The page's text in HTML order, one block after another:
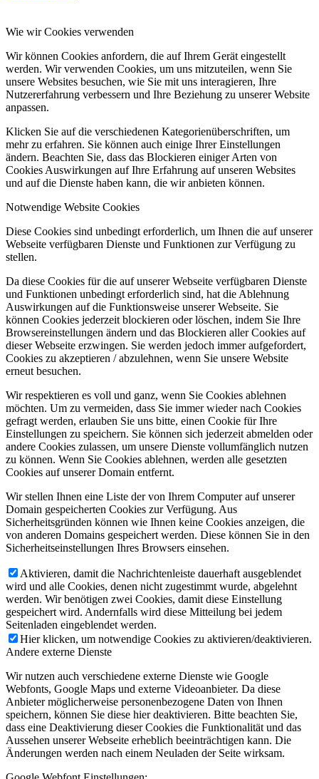
Wie wir Cookies verwenden
Wir können Cookies anfordern, die auf Ihrem Gerät eingestellt
werden. Wir verwenden Cookies, um uns mitzuteilen, wenn Sie
unsere Websites besuchen, wie Sie mit uns interagieren, Ihre
Nutzererfahrung verbessern und Ihre Beziehung zu unserer Website
anpassen.
Klicken Sie auf die verschiedenen Kategorienüberschriften, um
mehr zu erfahren. Sie können auch einige Ihrer Einstellungen
ändern. Beachten Sie, dass das Blockieren einiger Arten von
Cookies Auswirkungen auf Ihre Erfahrung auf unseren Websites
und auf die Dienste haben kann, die wir anbieten können.
Notwendige Website Cookies
Diese Cookies sind unbedingt erforderlich, um Ihnen die auf unserer
Webseite verfügbaren Dienste und Funktionen zur Verfügung zu
stellen.
Da diese Cookies für die auf unserer Webseite verfügbaren Dienste
und Funktionen unbedingt erforderlich sind, hat die Ablehnung
Auswirkungen auf die Funktionsweise unserer Webseite. Sie
können Cookies jederzeit blockieren oder löschen, indem Sie Ihre
Browsereinstellungen ändern und das Blockieren aller Cookies auf
dieser Webseite erzwingen. Sie werden jedoch immer aufgefordert,
Cookies zu akzeptieren / abzulehnen, wenn Sie unsere Website
erneut besuchen.
Wir respektieren es voll und ganz, wenn Sie Cookies ablehnen
möchten. Um zu vermeiden, dass Sie immer wieder nach Cookies
gefragt werden, erlauben Sie uns bitte, einen Cookie für Ihre
Einstellungen zu speichern. Sie können sich jederzeit abmelden oder
andere Cookies zulassen, um unsere Dienste vollumfänglich nutzen
zu können. Wenn Sie Cookies ablehnen, werden alle gesetzten
Cookies auf unserer Domain entfernt.
Wir stellen Ihnen eine Liste der von Ihrem Computer auf unserer
Domain gespeicherten Cookies zur Verfügung. Aus
Sicherheitsgründen können wie Ihnen keine Cookies anzeigen, die
von anderen Domains gespeichert werden. Diese können Sie in den
Sicherheitseinstellungen Ihres Browsers einsehen.
Aktivieren, damit die Nachrichtenleiste dauerhaft ausgeblendet
wird und alle Cookies, denen nicht zugestimmt wurde, abgelehnt
werden. Wir benötigen zwei Cookies, damit diese Einstellung
gespeichert wird. Andernfalls wird diese Mitteilung bei jedem
Seitenladen eingeblendet werden.
Hier klicken, um notwendige Cookies zu aktivieren/deaktivieren.
Andere externe Dienste
Wir nutzen auch verschiedene externe Dienste wie Google
Webfonts, Google Maps und externe Videoanbieter. Da diese
Anbieter möglicherweise personenbezogene Daten von Ihnen
speichern, können Sie diese hier deaktivieren. Bitte beachten Sie,
dass eine Deaktivierung dieser Cookies die Funktionalität und das
Aussehen unserer Webseite erheblich beeinträchtigen kann. Die
Änderungen werden nach einem Neuladen der Seite wirksam.